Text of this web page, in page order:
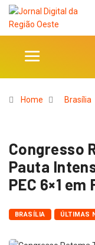
Home Brasília
Congresso
Pauta
PEC 6×1 em
BRASÍLIA ÚLTIMAS